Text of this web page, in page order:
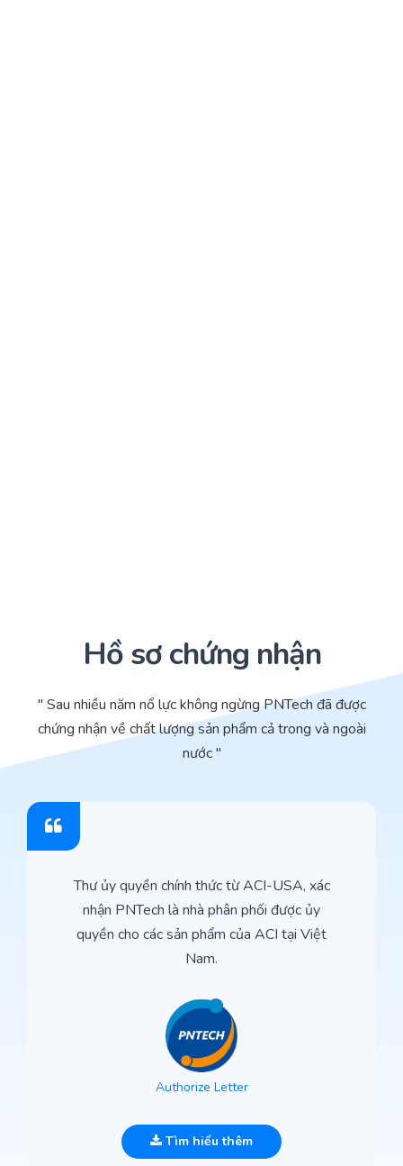
Hồ sơ chứng nhận
" Sau nhiều năm nổ lực không ngừng PNTech đã được
chứng nhận về chất lượng sản phẩm cả trong và ngoài
nước "
Thư ủy quyền chính thức từ ACI-USA, xác
nhận PNTech là nhà phân phối được ủy
quyền cho các sản phẩm của ACI tại Việt
Nam.
Authorize Letter
Tìm hiểu thêm